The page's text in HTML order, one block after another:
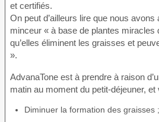
et certifiés.
On peut d’ailleurs lire que nous avons
minceur « à base de plantes miracles
qu’elles éliminent les graisses et
».
AdvanaTone est à prendre à raison
matin au moment du petit-déjeuner,
Diminuer la formation des graisses ;